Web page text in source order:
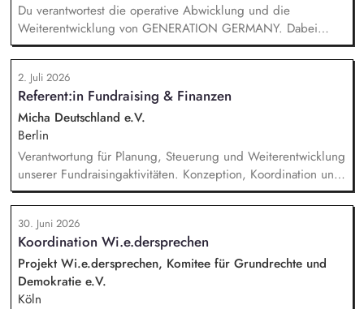
Du verantwortest die operative Abwicklung und die
Weiterentwicklung von GENERATION GERMANY. Dabei
arbeitest Du im Team und auch eng mit unserem Vorstand
zusammen und übernimmst Verantwortung für die Strategie,
die Umsetzung und das Wachstum des Programms. Dazu
gehören insbesondere: Inhaltliche, strategische und
organisatorische Weiterentwicklung des Programms,
Konzeption, Planung und Durchführung unserer
Demokratieveranstaltungen, Moderation der Veranstaltungen
und Vorbereitung der Panelgäste.
2. Juli 2026
Referent:in Fundraising & Finanzen
Micha Deutschland e.V.
Berlin
Verantwortung für Planung, Steuerung und Weiterentwicklung
unserer Fundraisingaktivitäten. Konzeption, Koordination und
Umsetzung zentraler Fundraisingkampagnen (z. B. Frühjahr,
Jahresende, Aktionen). Aufbau, Pflege und strategische
Weiterentwicklung der Spender:innen‑ und
Großspender:innen‑Beziehungen. Drittmittelmanagement:
Antragstellung, Berichte, Mittelabrufe und Fristenkontrolle.
Budget‑ und Liquiditätsplanung sowie laufendes
Finanzmonitoring.
30. Juni 2026
Koordination Wi.e.dersprechen
Projekt Wi.e.dersprechen, Komitee für Grundrechte und
Demokratie e.V.
Köln